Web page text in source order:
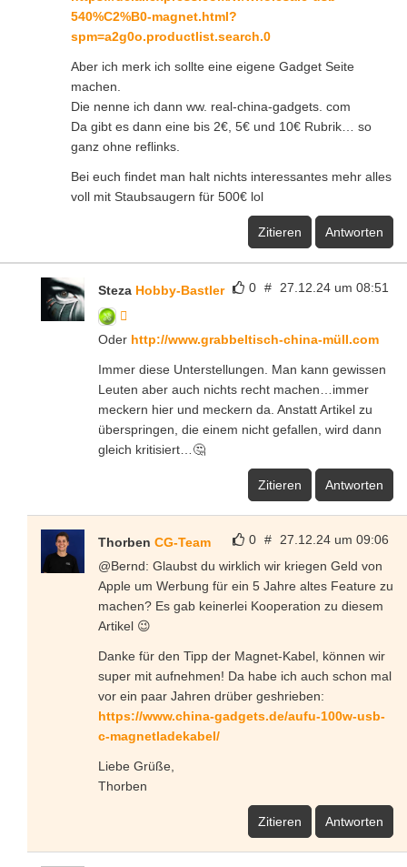
540%C2%B0-magnet.html?
spm=a2g0o.productlist.search.0
Aber ich merk ich sollte eine eigene Gadget Seite
machen.
Die nenne ich dann ww. real-china-gadgets. com
Da gibt es dann eine bis 2€, 5€ und 10€ Rubrik… so
ganz ohne reflinks.
Bei euch findet man halt nichts interessantes mehr alles
voll mit Staubsaugern für 500€ lol
Zitieren Antworten
0 # 27.12.24 um 08:51
Steza Hobby-Bastler
Oder http://www.grabbeltisch-china-müll.com
Immer diese Unterstellungen. Man kann gewissen
Leuten aber auch nichts recht machen…immer
meckern hier und meckern da. Anstatt Artikel zu
überspringen, die einem nicht gefallen, wird dann
gleich kritisiert…🤔
Zitieren Antworten
0 # 27.12.24 um 09:06
Thorben CG-Team
@Bernd: Glaubst du wirklich wir kriegen Geld von
Apple um Werbung für ein 5 Jahre altes Feature zu
machen? Es gab keinerlei Kooperation zu diesem
Artikel 😉
Danke für den Tipp der Magnet-Kabel, können wir
super mit aufnehmen! Da habe ich auch schon mal
vor ein paar Jahren drüber geshrieben:
https://www.china-gadgets.de/aufu-100w-usb-
c-magnetladekabel/
Liebe Grüße,
Thorben
Zitieren Antworten